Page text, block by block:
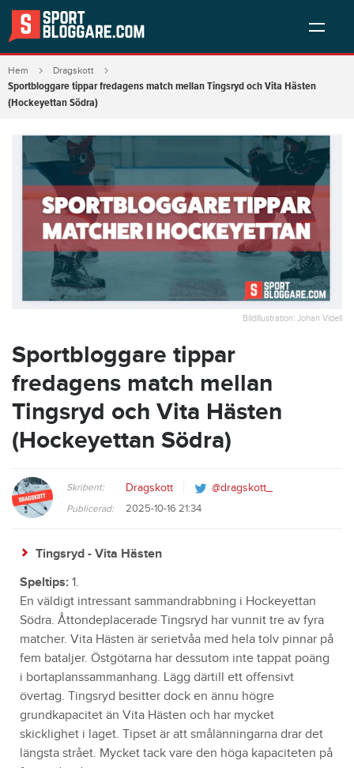
Hem Dragskott
Sportbloggare tippar fredagens match mellan Tingsryd och Vita Hästen
(Hockeyettan Södra)
Bildillustration: Johan Videll
Sportbloggare tippar
fredagens match mellan
Tingsryd och Vita Hästen
(Hockeyettan Södra)
Skribent: Dragskott @dragskott_
Publicerad: 2025-10-16 21:34
Tingsryd - Vita Hästen
Speltips: 1.
En väldigt intressant sammandrabbning i Hockeyettan
Södra. Åttondeplacerade Tingsryd har vunnit tre av fyra
matcher. Vita Hästen är serietvåa med hela tolv pinnar på
fem bataljer. Östgötarna har dessutom inte tappat poäng
i bortaplanssammanhang. Lägg därtill ett offensivt
övertag. Tingsryd besitter dock en ännu högre
grundkapacitet än Vita Hästen och har mycket
skicklighet i laget. Tipset är att smålänningarna drar det
längsta strået. Mycket tack vare den höga kapaciteten på